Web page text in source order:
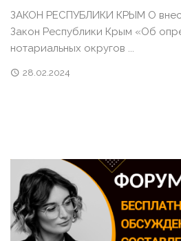
ЗАКОН РЕСПУБЛИКИ КРЫМ О
Закон Республики Крым «Об
нотариальных округов ...
28.02.2024